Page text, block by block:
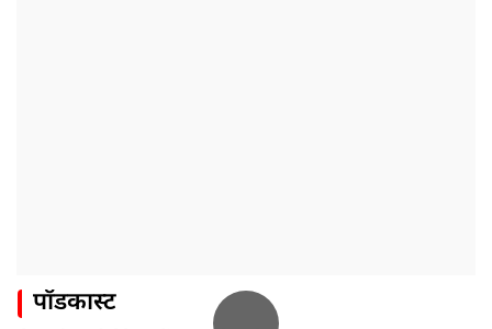
पॉडकास्ट